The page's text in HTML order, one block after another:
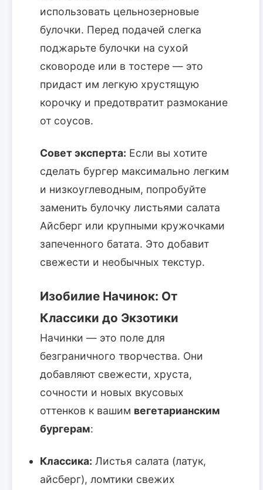
использовать цельнозерновые
булочки. Перед подачей слегка
поджарьте булочки на сухой
сковороде или в тостере — это
придаст им легкую хрустящую
корочку и предотвратит размокание
от соусов.
Совет эксперта: Если вы хотите
сделать бургер максимально легким
и низкоуглеводным, попробуйте
заменить булочку листьями салата
Айсберг или крупными кружочками
запеченного батата. Это добавит
свежести и необычных текстур.
Изобилие Начинок: От
Классики до Экзотики
Начинки — это поле для
безграничного творчества. Они
добавляют свежести, хруста,
сочности и новых вкусовых
оттенков к вашим вегетарианским
бургерам:
Классика: Листья салата (латук,
айсберг), ломтики свежих